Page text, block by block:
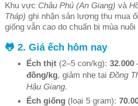
Khu vực Châu Phú (An Giang) và
Tháp) ghi nhận sản lượng thu mua
giống vẫn cao do chuẩn bị mùa nuôi
🐸 2. Giá ếch hôm nay
Ếch thịt(2–5 con/kg): 32.000
đồng/kg, giảm nhẹ tại Đồng
Hậu Giang.
Ếch giống(loại 5 gram):